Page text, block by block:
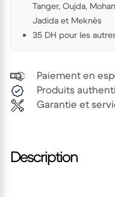
Tanger, Oujda,
Jadida et Meknès
35 DH pour les
Paiement en
Produits
Garantie et
Description